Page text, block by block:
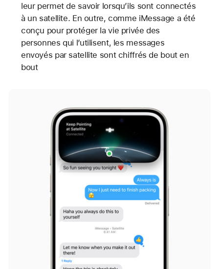
leur permet de savoir lorsqu’ils sont connectés
à un satellite. En outre, comme iMessage a été
conçu pour protéger la vie privée des
personnes qui l’utilisent, les messages
envoyés par satellite sont chiffrés de bout en
bout